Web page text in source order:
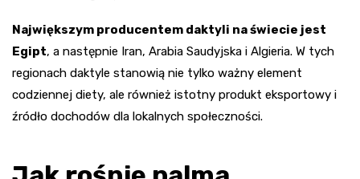
Największym producentem daktyli na świecie jest
Egipt, a następnie Iran, Arabia Saudyjska i Algieria. W tych
regionach daktyle stanowią nie tylko ważny element
codziennej diety, ale również istotny produkt eksportowy i
źródło dochodów dla lokalnych społeczności.